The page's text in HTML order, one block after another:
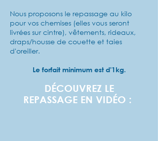
Nous proposons le repassage au kilo
pour vos chemises (elles vous seront
livrées sur cintre), vêtements, rideaux,
draps/housse de couette et taies
d'oreiller.
Le forfait minimum est d'1kg.
DÉCOUVREZ LE
REPASSAGE EN VIDÉO :